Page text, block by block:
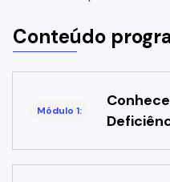
Conteúdo
Módulo 1: